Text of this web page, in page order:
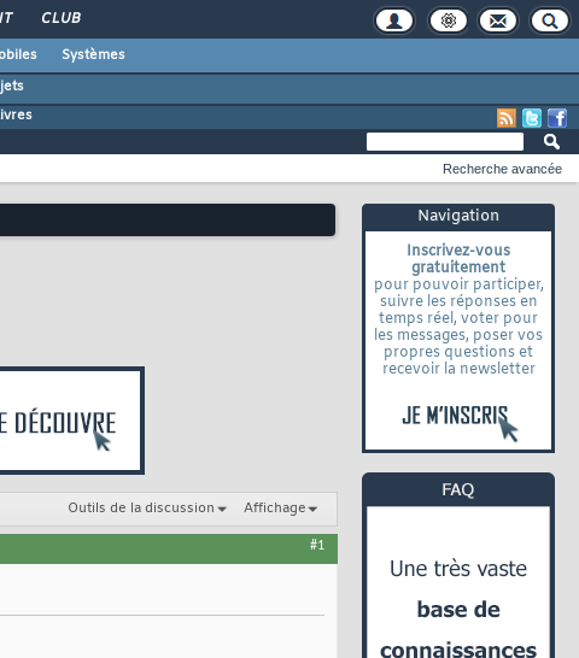
CLUB
Systèmes
Navigation
Inscrivez-vous
gratuitement
pour pouvoir participer,
suivre les réponses en
temps réel, voter pour
les messages, poser vos
propres questions et
recevoir la newsletter
Recherche avancée
Outils de la discussion Affichage
#1